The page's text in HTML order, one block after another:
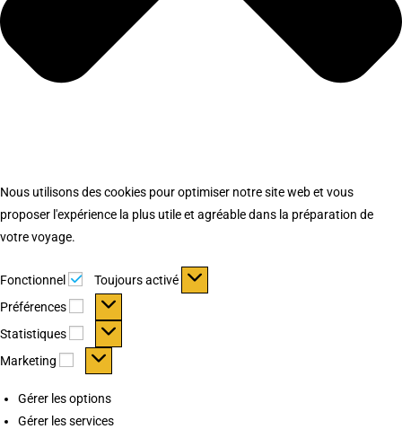
Nous utilisons des cookies pour optimiser notre site web et vous
proposer l'expérience la plus utile et agréable dans la préparation de
votre voyage.
Fonctionnel Fonctionnel
Toujours activé
Préférences
Préférences
Statistiques Statistiques
Marketing Marketing
Gérer les options
Gérer les services